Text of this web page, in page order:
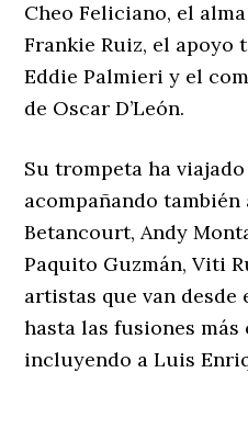
Cheo Feliciano, el
Frankie Ruiz, el apoyo
Eddie Palmieri y el
de Oscar D’León.
Su trompeta ha
acompañando
Betancourt, Andy
Paquito Guzmán, Viti
artistas que van
hasta las fusiones más
incluyendo a Luis